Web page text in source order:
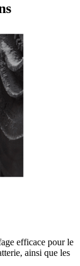
efficace pour le
ainsi que les